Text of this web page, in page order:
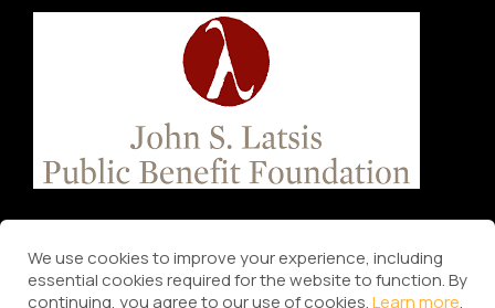
We use cookies to improve your experience, including
essential cookies required for the website to function. By
continuing, you agree to our use of cookies.Learn more.